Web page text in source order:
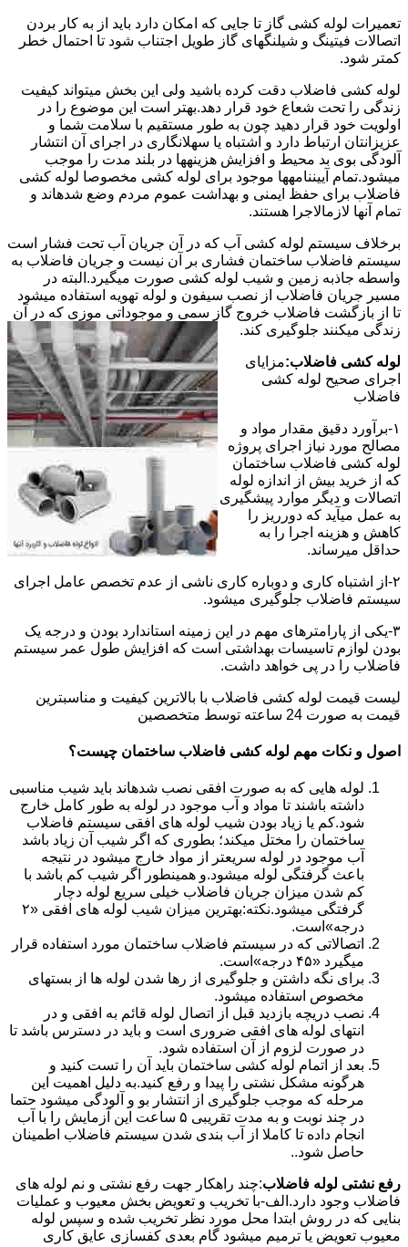
تعمیرات لوله کشی گاز تا جایی که امکان دارد باید از به کار بردن
اتصالات فیتینگ و شیلنگهای گاز طویل اجتناب شود تا احتمال خطر
کمتر شود.
لوله کشی فاضلاب دقت کرده باشید ولی این بخش میتواند کیفیت
زندگی را تحت شعاع خود قرار دهد.بهتر است این موضوع را در
اولویت خود قرار دهید چون به طور مستقیم با سلامت شما و
عزیزانتان ارتباط دارد و اشتباه یا سهلانگاری در اجرای آن انتشار
آلودگی بوی بد محیط و افزایش هزینهها در بلند مدت را موجب
میشود.تمام آییننامهها موجود برای لوله کشی مخصوصا لوله کشی
فاضلاب برای حفظ ایمنی و بهداشت عموم مردم وضع شدهاند و
تمام آنها لازمالاجرا هستند.
برخلاف سیستم لوله کشی آب که در آن جریان آب تحت فشار است
سیستم فاضلاب ساختمان فشاری بر آن نیست و جریان فاضلاب به
واسطه جاذبه زمین و شیب لوله کشی صورت میگیرد.البته در
مسیر جریان فاضلاب از نصب سیفون و لوله تهویه استفاده میشود
تا از بازگشت فاضلاب خروج گاز سمی و موجوداتی موزی که در آن
زندگی میکنند جلوگیری کند.
لوله کشی فاضلاب:مزایای
اجرای صحیح لوله کشی
فاضلاب
۱-برآورد دقیق مقدار مواد و
مصالح مورد نیاز اجرای پروژه
لوله کشی فاضلاب ساختمان
که از خرید بیش از اندازه لوله
اتصالات و دیگر موارد پیشگیری
به عمل میآید که دورریز را
کاهش و هزینه اجرا را به
حداقل میرساند.
۲-از اشتباه کاری و دوباره کاری ناشی از عدم تخصص عامل اجرای
سیستم فاضلاب جلوگیری میشود.
۳-یکی از پارامترهای مهم در این زمینه استاندارد بودن و درجه یک
بودن لوازم تاسیسات بهداشتی است که افزایش طول عمر سیستم
فاضلاب را در پی خواهد داشت.
لیست قیمت لوله کشی فاضلاب با بالاترین کیفیت و مناسبترین
قیمت به صورت 24 ساعته توسط متخصصین
اصول و نکات مهم لوله کشی فاضلاب ساختمان چیست؟
لوله هایی که به صورت افقی نصب شدهاند باید شیب مناسبی
داشته باشند تا مواد و آب موجود در لوله به طور کامل خارج
شود.کم یا زیاد بودن شیب لوله های افقی سیستم فاضلاب
ساختمان را مختل میکند؛ بطوری که اگر شیب آن زیاد باشد
آب موجود در لوله سریعتر از مواد خارج میشود در نتیجه
باعث گرفتگی لوله میشود.و همینطور اگر شیب کم باشد با
کم شدن میزان جریان فاضلاب خیلی سریع لوله دچار
گرفتگی میشود.نکته:بهترین میزان شیب لوله های افقی «۲
درجه»است.
اتصالاتی که در سیستم فاضلاب ساختمان مورد استفاده قرار
میگیرد «۴۵ درجه»است.
برای نگه داشتن و جلوگیری از رها شدن لوله ها از بستهای
مخصوص استفاده میشود.
نصب دریچه بازدید قبل از اتصال لوله قائم به افقی و در
انتهای لوله های افقی ضروری است و باید در دسترس باشد تا
در صورت لزوم از آن استفاده شود.
بعد از اتمام لوله کشی ساختمان باید آن را تست کنید و
هرگونه مشکل نشتی را پیدا و رفع کنید.به دلیل اهمیت این
مرحله که موجب جلوگیری از انتشار بو و آلودگی میشود حتما
در چند نوبت و به مدت تقریبی ۵ ساعت این آزمایش را با آب
انجام داده تا کاملا از آب بندی شدن سیستم فاضلاب اطمینان
حاصل شود..
رفع نشتی لوله فاضلاب:چند راهکار جهت رفع نشتی و نم لوله های
فاضلاب وجود دارد.الف-با تخریب و تعویض بخش معیوب و عملیات
بنایی که در روش ابتدا محل مورد نظر تخریب شده و سپس لوله
معیوب تعویض یا ترمیم میشود گام بعدی کفسازی عایق کاری